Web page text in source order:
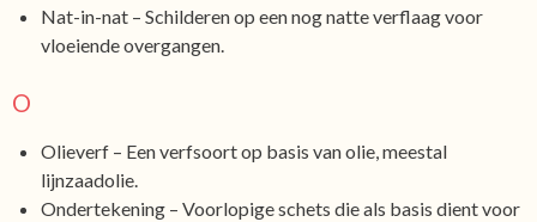
Nat-in-nat – Schilderen op een nog natte verflaag voor
vloeiende overgangen.
O
Olieverf – Een verfsoort op basis van olie, meestal
lijnzaadolie.
Ondertekening – Voorlopige schets die als basis dient voor